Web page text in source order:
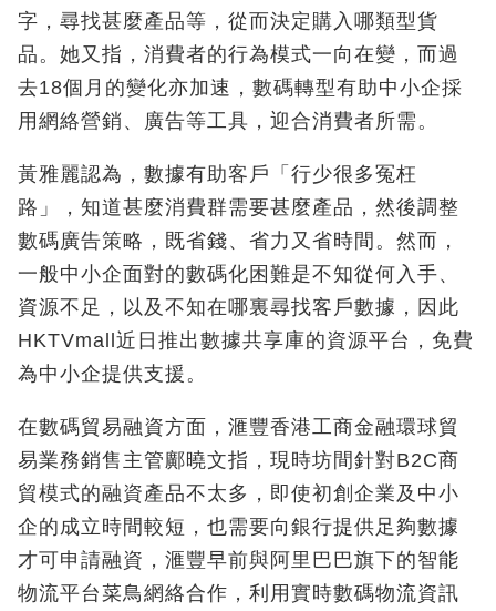
字，尋找甚麼產品等，從而決定購入哪類型貨
品。她又指，消費者的行為模式一向在變，而過
去18個月的變化亦加速，數碼轉型有助中小企採
用網絡營銷、廣告等工具，迎合消費者所需。
黃雅麗認為，數據有助客戶「行少很多冤枉
路」，知道甚麼消費群需要甚麼產品，然後調整
數碼廣告策略，既省錢、省力又省時間。然而，
一般中小企面對的數碼化困難是不知從何入手、
資源不足，以及不知在哪裏尋找客戶數據，因此
HKTVmall近日推出數據共享庫的資源平台，免費
為中小企提供支援。
在數碼貿易融資方面，滙豐香港工商金融環球貿
易業務銷售主管鄺曉文指，現時坊間針對B2C商
貿模式的融資產品不太多，即使初創企業及中小
企的成立時間較短，也需要向銀行提供足夠數據
才可申請融資，滙豐早前與阿里巴巴旗下的智能
物流平台菜鳥網絡合作，利用實時數碼物流資訊